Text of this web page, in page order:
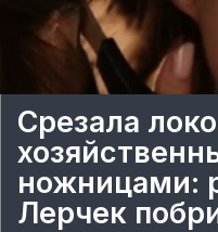
Срезала
ножницами:
Лерчек